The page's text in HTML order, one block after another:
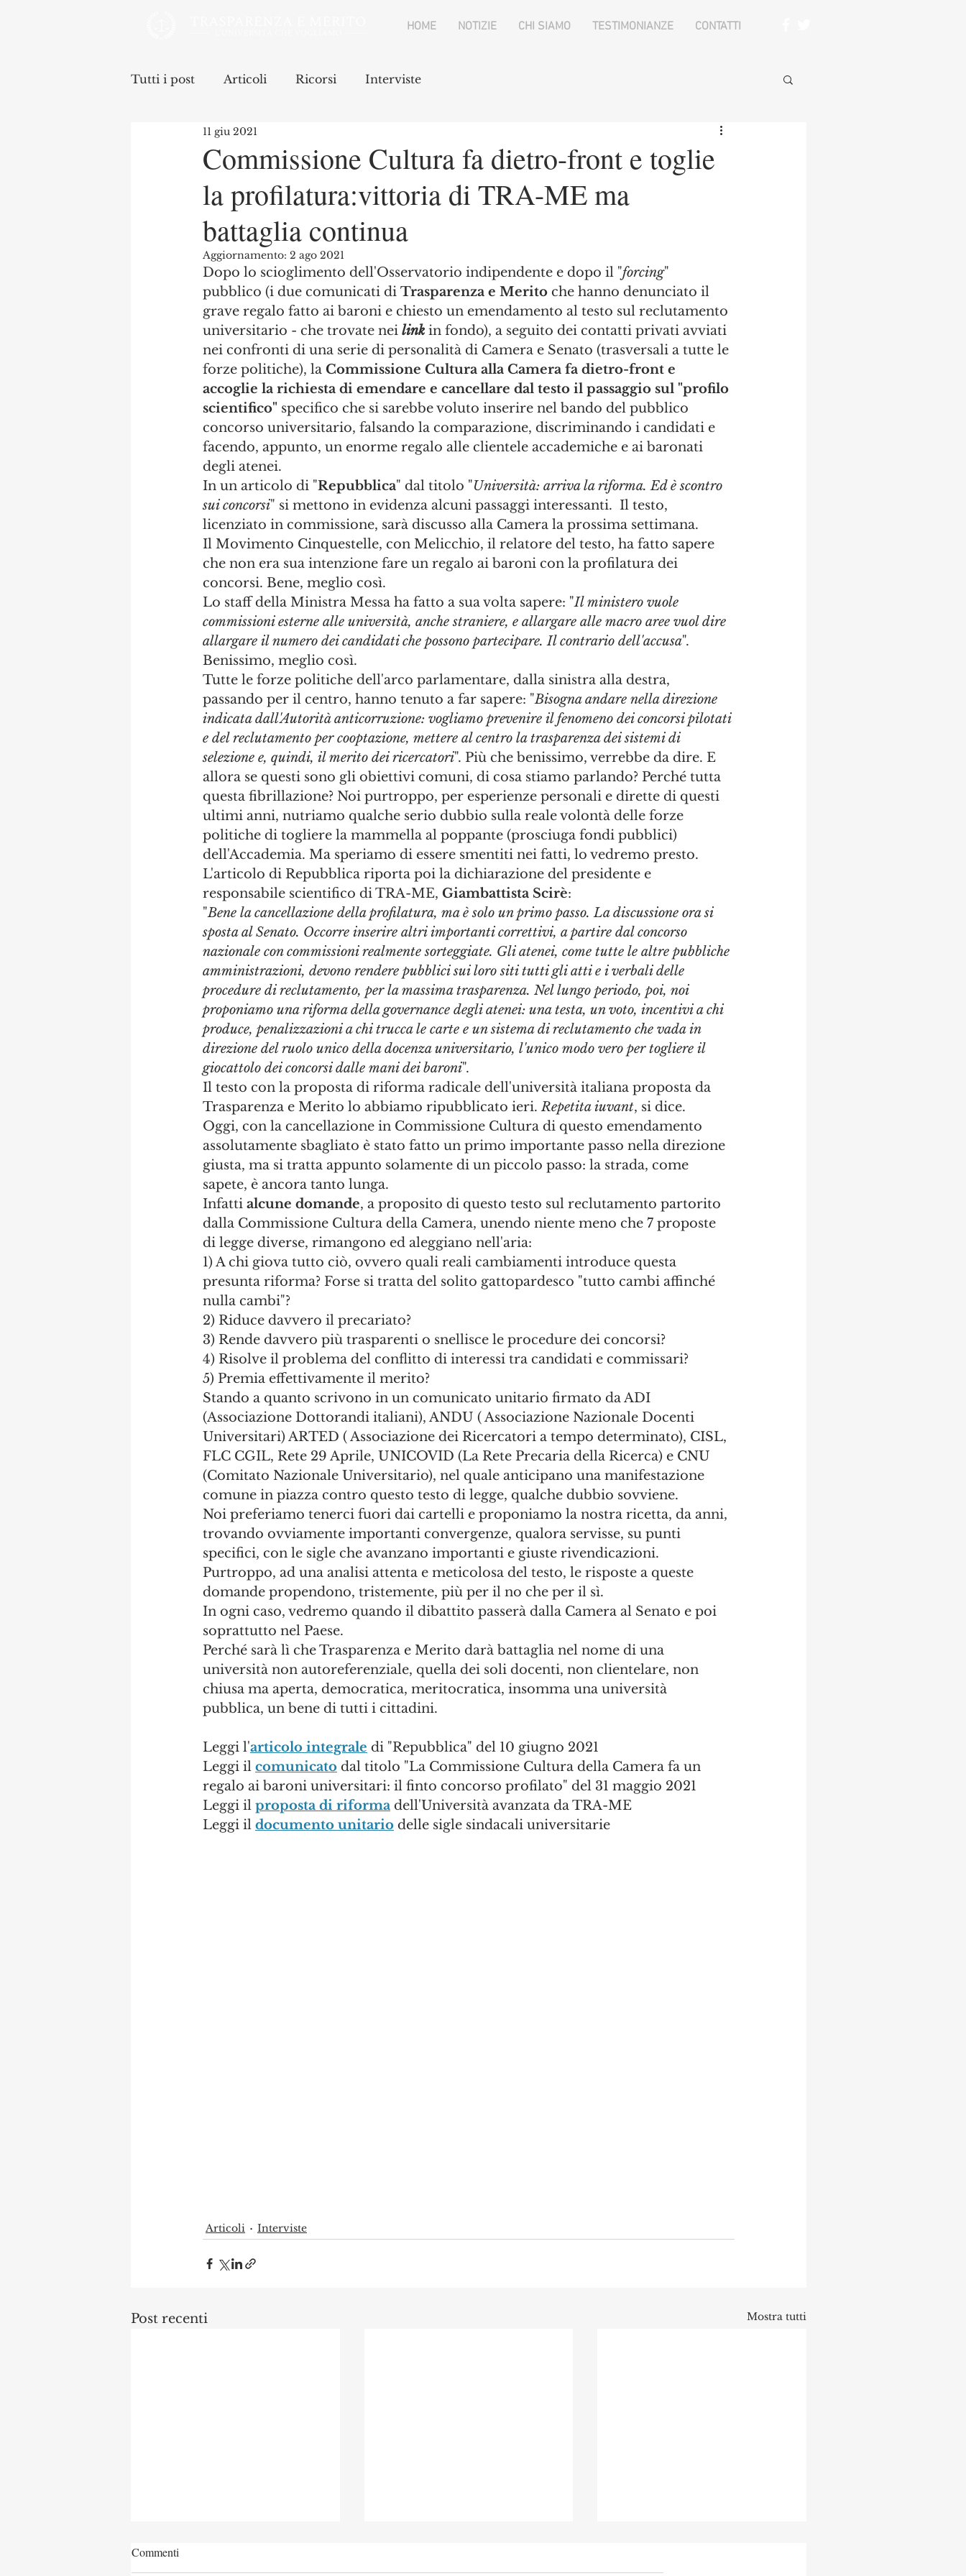
HOME NOTIZIE CHI SIAMO TESTIMONIANZE CONTATTI
Tutti i post Articoli Ricorsi Interviste
Commissione Cultura fa dietro-front e toglie
la profilatura:vittoria di TRA-ME ma
battaglia continua
11 giu 2021
Aggiornamento: 2 ago 2021
Dopo lo scioglimento dell'Osservatorio indipendente e dopo il "forcing"
pubblico (i due comunicati di Trasparenza e Merito che hanno denunciato il
grave regalo fatto ai baroni e chiesto un emendamento al testo sul reclutamento
universitario - che trovate nei link in fondo), a seguito dei contatti privati avviati
nei confronti di una serie di personalità di Camera e Senato (trasversali a tutte le
forze politiche), la Commissione Cultura alla Camera fa dietro-front e
accoglie la richiesta di emendare e cancellare dal testo il passaggio sul "profilo
scientifico" specifico che si sarebbe voluto inserire nel bando del pubblico
concorso universitario, falsando la comparazione, discriminando i candidati e
facendo, appunto, un enorme regalo alle clientele accademiche e ai baronati
degli atenei.
In un articolo di "Repubblica" dal titolo "Università: arriva la riforma. Ed è scontro
sui concorsi" si mettono in evidenza alcuni passaggi interessanti.  Il testo,
licenziato in commissione, sarà discusso alla Camera la prossima settimana.
Il Movimento Cinquestelle, con Melicchio, il relatore del testo, ha fatto sapere
che non era sua intenzione fare un regalo ai baroni con la profilatura dei
concorsi. Bene, meglio così.
Lo staff della Ministra Messa ha fatto a sua volta sapere: "Il ministero vuole
commissioni esterne alle università, anche straniere, e allargare alle macro aree vuol dire
allargare il numero dei candidati che possono partecipare. Il contrario dell'accusa".
Benissimo, meglio così.
Tutte le forze politiche dell'arco parlamentare, dalla sinistra alla destra,
passando per il centro, hanno tenuto a far sapere: "Bisogna andare nella direzione
indicata dall'Autorità anticorruzione: vogliamo prevenire il fenomeno dei concorsi pilotati
e del reclutamento per cooptazione, mettere al centro la trasparenza dei sistemi di
selezione e, quindi, il merito dei ricercatori". Più che benissimo, verrebbe da dire. E
allora se questi sono gli obiettivi comuni, di cosa stiamo parlando? Perché tutta
questa fibrillazione? Noi purtroppo, per esperienze personali e dirette di questi
ultimi anni, nutriamo qualche serio dubbio sulla reale volontà delle forze
politiche di togliere la mammella al poppante (prosciuga fondi pubblici)
dell'Accademia. Ma speriamo di essere smentiti nei fatti, lo vedremo presto.
L'articolo di Repubblica riporta poi la dichiarazione del presidente e
responsabile scientifico di TRA-ME, Giambattista Scirè:
"Bene la cancellazione della profilatura, ma è solo un primo passo. La discussione ora si
sposta al Senato. Occorre inserire altri importanti correttivi, a partire dal concorso
nazionale con commissioni realmente sorteggiate. Gli atenei, come tutte le altre pubbliche
amministrazioni, devono rendere pubblici sui loro siti tutti gli atti e i verbali delle
procedure di reclutamento, per la massima trasparenza. Nel lungo periodo, poi, noi
proponiamo una riforma della governance degli atenei: una testa, un voto, incentivi a chi
produce, penalizzazioni a chi trucca le carte e un sistema di reclutamento che vada in
direzione del ruolo unico della docenza universitario, l'unico modo vero per togliere il
giocattolo dei concorsi dalle mani dei baroni".
Il testo con la proposta di riforma radicale dell'università italiana proposta da
Trasparenza e Merito lo abbiamo ripubblicato ieri. Repetita iuvant, si dice.
Oggi, con la cancellazione in Commissione Cultura di questo emendamento
assolutamente sbagliato è stato fatto un primo importante passo nella direzione
giusta, ma si tratta appunto solamente di un piccolo passo: la strada, come
sapete, è ancora tanto lunga.
Infatti alcune domande, a proposito di questo testo sul reclutamento partorito
dalla Commissione Cultura della Camera, unendo niente meno che 7 proposte
di legge diverse, rimangono ed aleggiano nell'aria:
1) A chi giova tutto ciò, ovvero quali reali cambiamenti introduce questa
presunta riforma? Forse si tratta del solito gattopardesco "tutto cambi affinché
nulla cambi"?
2) Riduce davvero il precariato?
3) Rende davvero più trasparenti o snellisce le procedure dei concorsi?
4) Risolve il problema del conflitto di interessi tra candidati e commissari?
5) Premia effettivamente il merito?
Stando a quanto scrivono in un comunicato unitario firmato da ADI
(Associazione Dottorandi italiani), ANDU ( Associazione Nazionale Docenti
Universitari) ARTED ( Associazione dei Ricercatori a tempo determinato), CISL,
FLC CGIL, Rete 29 Aprile, UNICOVID (La Rete Precaria della Ricerca) e CNU
(Comitato Nazionale Universitario), nel quale anticipano una manifestazione
comune in piazza contro questo testo di legge, qualche dubbio sovviene.
Noi preferiamo tenerci fuori dai cartelli e proponiamo la nostra ricetta, da anni,
trovando ovviamente importanti convergenze, qualora servisse, su punti
specifici, con le sigle che avanzano importanti e giuste rivendicazioni.
Purtroppo, ad una analisi attenta e meticolosa del testo, le risposte a queste
domande propendono, tristemente, più per il no che per il sì.
In ogni caso, vedremo quando il dibattito passerà dalla Camera al Senato e poi
soprattutto nel Paese.
Perché sarà lì che Trasparenza e Merito darà battaglia nel nome di una
università non autoreferenziale, quella dei soli docenti, non clientelare, non
chiusa ma aperta, democratica, meritocratica, insomma una università
pubblica, un bene di tutti i cittadini.
Leggi l'articolo integrale di "Repubblica" del 10 giugno 2021
Leggi il comunicato dal titolo "La Commissione Cultura della Camera fa un
regalo ai baroni universitari: il finto concorso profilato" del 31 maggio 2021
Leggi il proposta di riforma dell'Università avanzata da TRA-ME
Leggi il documento unitario delle sigle sindacali universitarie
Articoli Interviste
Post recenti Mostra tutti
Commenti